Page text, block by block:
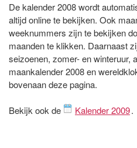
De kalender 2008 wordt
altijd online te bekijken. Ook
weeknummers zijn te bekijken
maanden te klikken. Daarnaast
seizoenen, zomer- en winteruur,
maankalender 2008 en
bovenaan deze pagina.
Bekijk ook de Kalender 2009.